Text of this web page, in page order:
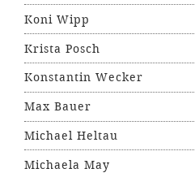
Koni Wipp
Krista Posch
Konstantin Wecker
Max Bauer
Michael Heltau
Michaela May